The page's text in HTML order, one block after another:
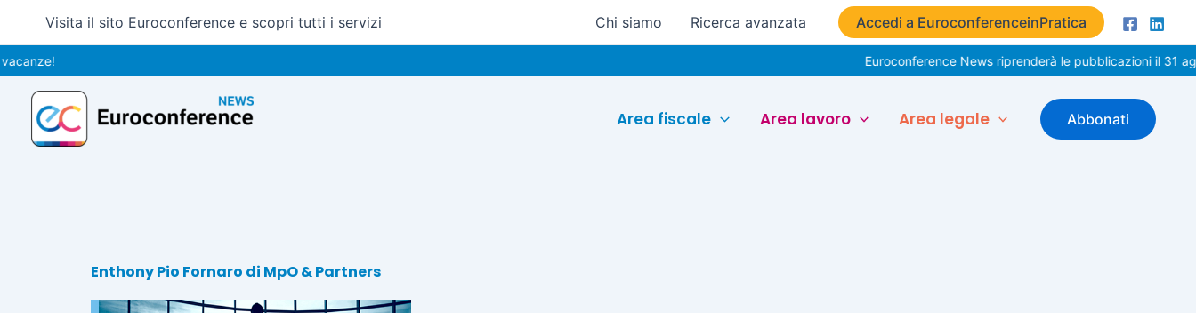
contenuto
Visita il sito Euroconference e scopri tutti i servizi Chi siamo Ricerca avanzata Accedi a EuroconferenceinPratica
Euroconference News riprenderà le pubblicazioni il 31
Area fiscale Area lavoro Area legale Abbonati
Enthony Pio Fornaro di MpO & Partners